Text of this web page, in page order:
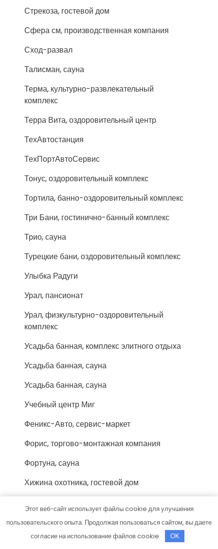
Стрекоза, гостевой дом
Сфера см, производственная компания
Сход-развал
Талисман, сауна
Терма, культурно-развлекательный
комплекс
Терра Вита, оздоровительный центр
ТехАвтостанция
ТехПортАвтоСервис
Тонус, оздоровительный комплекс
Тортила, банно-оздоровительный комплекс
Три Бани, гостинично-банный комплекс
Трио, сауна
Турецкие бани, оздоровительный комплекс
Улыбка Радуги
Урал, пансионат
Урал, физкультурно-оздоровительный
комплекс
Усадьба банная, комплекс элитного отдыха
Усадьба банная, сауна
Усадьба банная, сауна
Учебный центр Миг
Феникс-Авто, сервис-маркет
Форис, торгово-монтажная компания
Фортуна, сауна
Хижина охотника, гостевой дом
Хоттабыч, сауна
Цезарь, сауна
Этот веб-сайт использует файлы cookie для улучшения
пользовательского опыта. Продолжая пользоваться сайтом, вы даете
согласие на использование файлов cookie.
OK